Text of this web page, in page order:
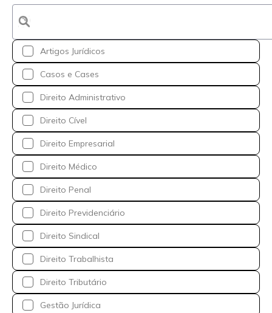
Artigos Jurídicos
Casos e Cases
Direito Administrativo
Direito Cível
Direito Empresarial
Direito Médico
Direito Penal
Direito Previdenciário
Direito Sindical
Direito Trabalhista
Direito Tributário
Gestão Jurídica